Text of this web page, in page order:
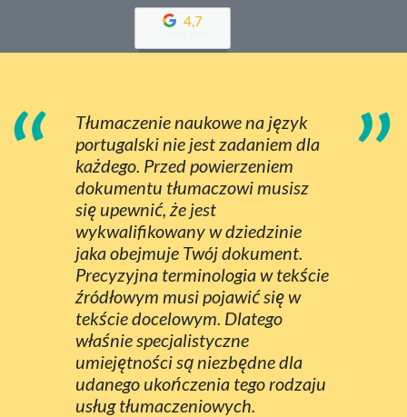
4,7
“
Tłumaczenie naukowe na język
portugalski nie jest zadaniem dla
każdego. Przed powierzeniem
dokumentu tłumaczowi musisz
się upewnić, że jest
wykwalifikowany w dziedzinie
jaka obejmuje Twój dokument.
Precyzyjna terminologia w tekście
źródłowym musi pojawić się w
tekście docelowym. Dlatego
właśnie specjalistyczne
umiejętności są niezbędne dla
udanego ukończenia tego rodzaju
usług tłumaczeniowych.
”